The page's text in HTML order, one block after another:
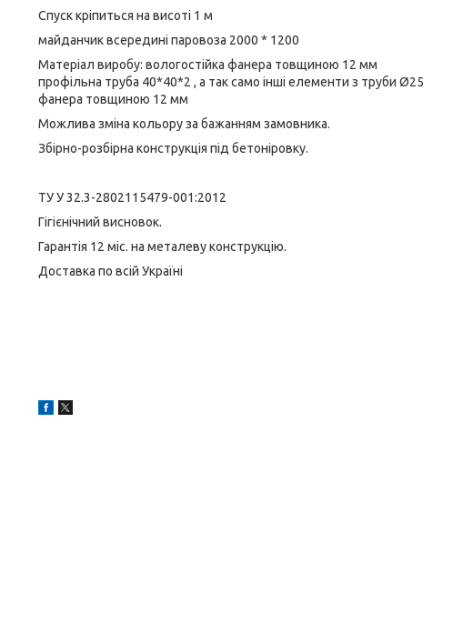
Спуск кріпиться на висоті 1 м
майданчик всередині паровоза 2000 * 1200
Матеріал виробу: вологостійка фанера товщиною 12 мм
профільна труба 40*40*2 , а так само інші елементи з труби Ø25
фанера товщиною 12 мм
Можлива зміна кольору за бажанням замовника.
Збірно-розбірна конструкція під бетоніровку.
ТУ У 32.3-2802115479-001:2012
Гігієнічний висновок.
Гарантія 12 міс. на металеву конструкцію.
Доставка по всій Україні